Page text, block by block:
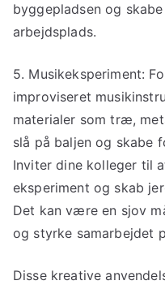
byggepladsen og
arbejdsplads.
5. Musikeksperiment:
improviseret
materialer som træ,
slå på baljen og skabe
Inviter dine kolleger til
eksperiment og skab
Det kan være en sjov
og styrke samarbejdet
Disse kreative